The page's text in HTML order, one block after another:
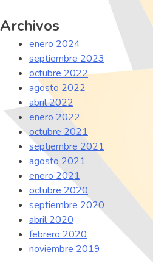
Archivos
enero 2024
septiembre 2023
octubre 2022
agosto 2022
abril 2022
enero 2022
octubre 2021
septiembre 2021
agosto 2021
enero 2021
octubre 2020
septiembre 2020
abril 2020
febrero 2020
noviembre 2019